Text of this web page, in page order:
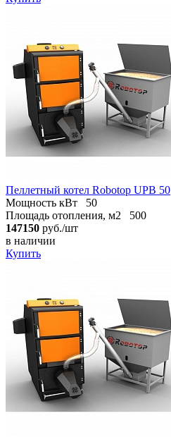
Пеллетный котел Robotop UPB 50
Мощность кВт
50
Площадь отопления, м2
500
147150 руб./шт
в наличии
Купить